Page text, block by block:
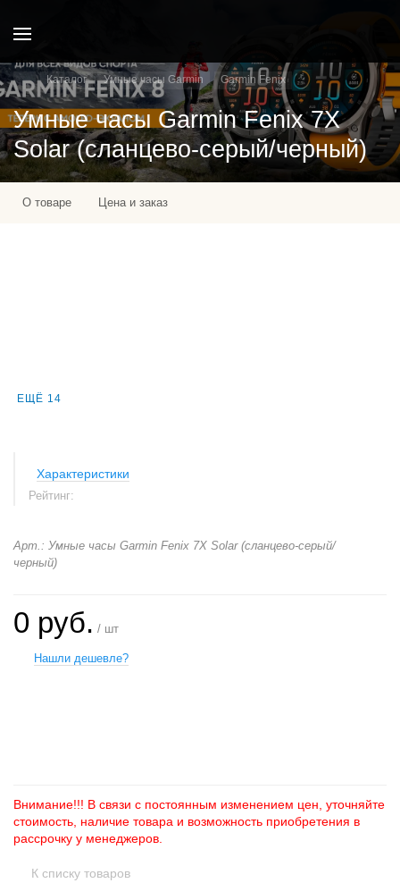
Каталог Умные часы Garmin Garmin Fenix
Умные часы Garmin Fenix 7X
Solar (сланцево-серый/черный)
О товаре Цена и заказ
ЕЩЁ 14
Характеристики
Рейтинг:
Арт.: Умные часы Garmin Fenix 7X Solar (сланцево-серый/
черный)
0 руб. / шт
Нашли дешевле?
Внимание!!! В связи с постоянным изменением цен, уточняйте
стоимость, наличие товара и возможность приобретения в
рассрочку у менеджеров.
К списку товаров